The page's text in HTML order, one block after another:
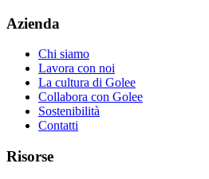
Azienda
Chi siamo
Lavora con noi
La cultura di Golee
Collabora con Golee
Sostenibilità
Contatti
Risorse